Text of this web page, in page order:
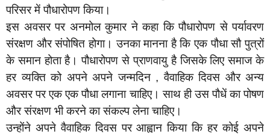
परिसर में पौधारोपण किया।
इस अवसर पर अनमोल कुमार ने कहा कि पौधारोपण से पर्यावरण
संरक्षण और संपोषित होगा। उनका मानना है कि एक पौधा सौ पुत्रों
के समान होता है। पौधारोपण से प्राणवायु है जिसके लिए समाज के
हर व्यक्ति को अपने अपने जन्मदिन , वैवाहिक दिवस और अन्य
अवसर पर एक एक पौधा लगाना चाहिए। साथ ही उस पौधें का पोषण
और संरक्षण भी करने का संकल्प लेना चाहिए।
उन्होंने अपने वैवाहिक दिवस पर आह्वान किया कि हर कोई अपने